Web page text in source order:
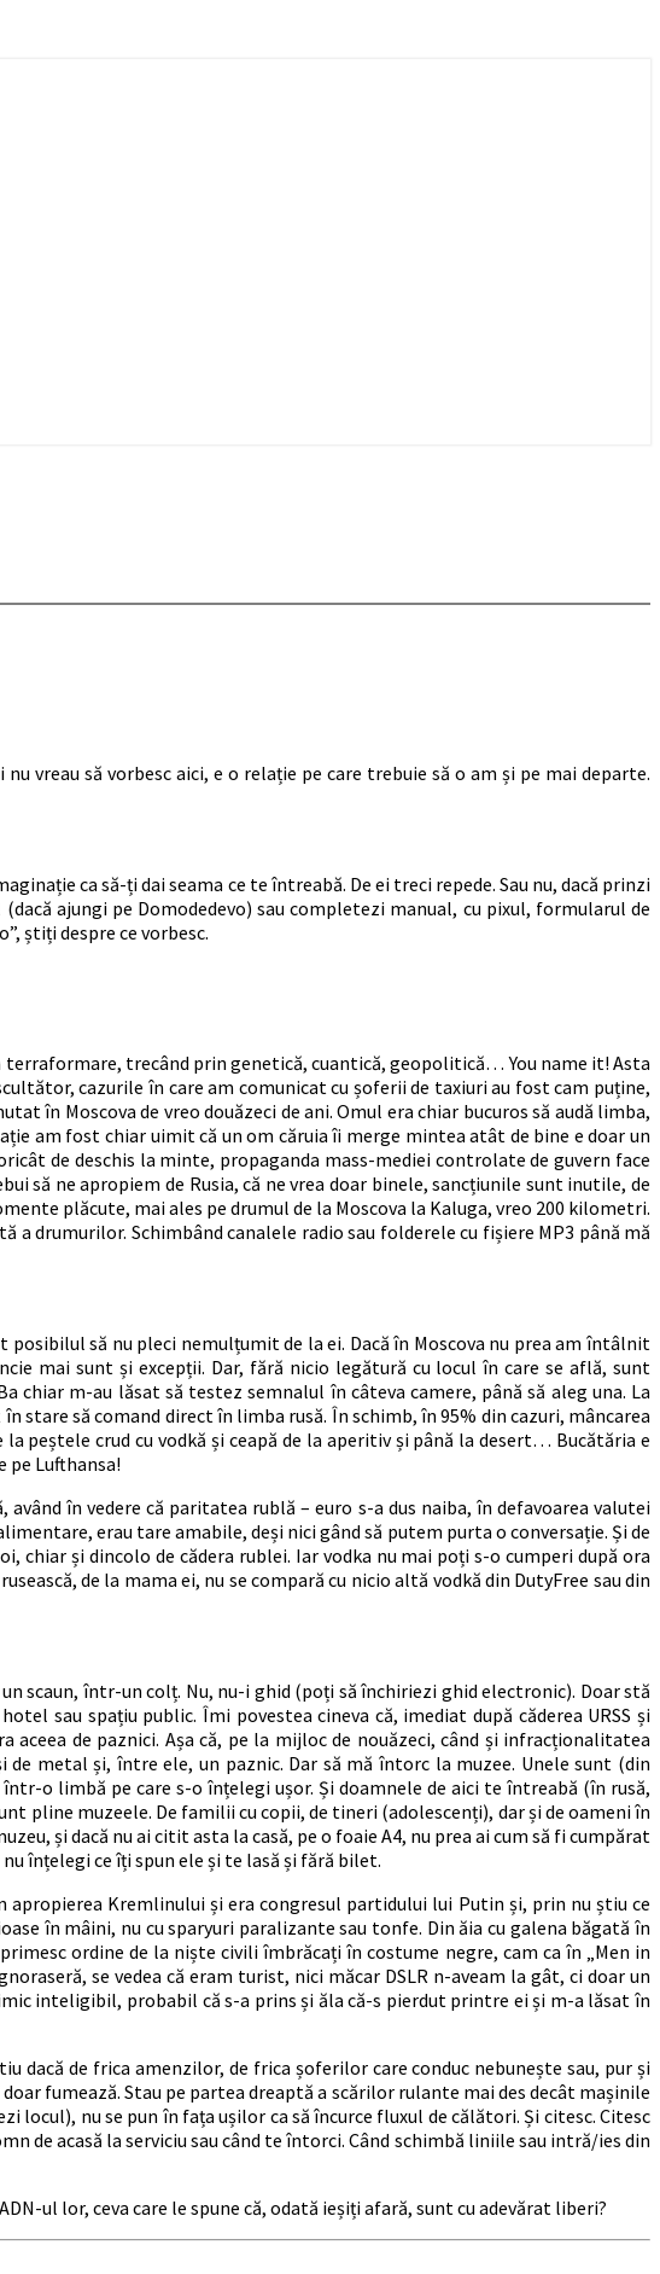
vreau să vorbesc aici, e o relație pe care trebuie să o am și pe mai departe.
ca să-ți dai seama ce te întreabă. De ei treci repede. Sau nu, dacă prinzi
ajungi pe Domodedevo) sau completezi manual, cu pixul, formularul de
știți despre ce vorbesc.
trecând prin genetică, cuantică, geopolitică… You name it! Asta
cazurile în care am comunicat cu șoferii de taxiuri au fost cam puține,
în Moscova de vreo douăzeci de ani. Omul era chiar bucuros să audă limba,
am fost chiar uimit că un om căruia îi merge mintea atât de bine e doar un
de deschis la minte, propaganda mass-mediei controlate de guvern face
să ne apropiem de Rusia, că ne vrea doar binele, sancțiunile sunt inutile, de
plăcute, mai ales pe drumul de la Moscova la Kaluga, vreo 200 kilometri.
drumurilor. Schimbând canalele radio sau folderele cu fișiere MP3 până mă
să nu pleci nemulțumit de la ei. Dacă în Moscova nu prea am întâlnit
mai sunt și excepții. Dar, fără nicio legătură cu locul în care se află, sunt
m-au lăsat să testez semnalul în câteva camere, până să aleg una. La
stare să comand direct în limba rusă. În schimb, în 95% din cazuri, mâncarea
peștele crud cu vodkă și ceapă de la aperitiv și până la desert… Bucătăria e
pe Lufthansa!
în vedere că paritatea rublă – euro s-a dus naiba, în defavoarea valutei
erau tare amabile, deși nici gând să putem purta o conversație. Și de
chiar și dincolo de cădera rublei. Iar vodka nu mai poți s-o cumperi după ora
de la mama ei, nu se compară cu nicio altă vodkă din DutyFree sau din
scaun, într-un colț. Nu, nu-i ghid (poți să închiriezi ghid electronic). Doar stă
sau spațiu public. Îmi povestea cineva că, imediat după căderea URSS și
de paznici. Așa că, pe la mijloc de nouăzeci, când și infracționalitatea
metal și, între ele, un paznic. Dar să mă întorc la muzee. Unele sunt (din
o limbă pe care s-o înțelegi ușor. Și doamnele de aici te întreabă (în rusă,
pline muzeele. De familii cu copii, de tineri (adolescenți), dar și de oameni în
și dacă nu ai citit asta la casă, pe o foaie A4, nu prea ai cum să fi cumpărat
înțelegi ce îți spun ele și te lasă și fără bilet.
Kremlinului și era congresul partidului lui Putin și, prin nu știu ce
în mâini, nu cu sparyuri paralizante sau tonfe. Din ăia cu galena băgată în
ordine de la niște civili îmbrăcați în costume negre, cam ca în „Men in
se vedea că eram turist, nici măcar DSLR n-aveam la gât, ci doar un
inteligibil, probabil că s-a prins și ăla că-s pierdut printre ei și m-a lăsat în
dacă de frica amenzilor, de frica șoferilor care conduc nebunește sau, pur și
fumează. Stau pe partea dreaptă a scărilor rulante mai des decât mașinile
locul), nu se pun în fața ușilor ca să încurce fluxul de călători. Și citesc. Citesc
de acasă la serviciu sau când te întorci. Când schimbă liniile sau intră/ies din
ul lor, ceva care le spune că, odată ieșiți afară, sunt cu adevărat liberi?